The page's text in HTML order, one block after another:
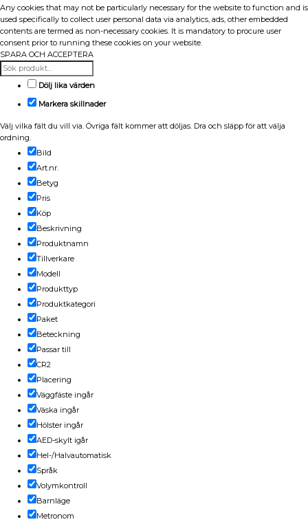
Any cookies that may not be particularly necessary for the website to function and is
used specifically to collect user personal data via analytics, ads, other embedded
contents are termed as non-necessary cookies. It is mandatory to procure user
consent prior to running these cookies on your website.
SPARA OCH ACCEPTERA
Dölj lika värden
Markera skillnader
Välj vilka fält du vill via. Övriga fält kommer att döljas. Dra och släpp för att välja
ordning.
Bild
Art.nr.
Betyg
Pris
Köp
Beskrivning
Produktnamn
Tillverkare
Modell
Produkttyp
Produktkategori
Paket
Beteckning
Passar till
CR2
Placering
Väggfäste ingår
Väska ingår
Hölster ingår
AED-skylt igår
Hel-/Halvautomatisk
Språk
Volymkontroll
Barnläge
Metronom